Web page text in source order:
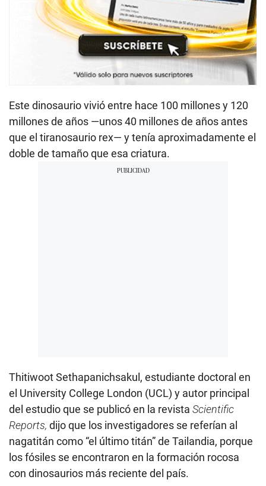
Este dinosaurio vivió entre hace 100 millones y 120
millones de años —unos 40 millones de años antes
que el tiranosaurio rex— y tenía aproximadamente el
doble de tamaño que esa criatura.
Thitiwoot Sethapanichsakul, estudiante doctoral en
el University College London (UCL) y autor principal
del estudio que se publicó en la revista Scientific
Reports, dijo que los investigadores se referían al
nagatitán como “el último titán” de Tailandia, porque
los fósiles se encontraron en la formación rocosa
con dinosaurios más reciente del país.